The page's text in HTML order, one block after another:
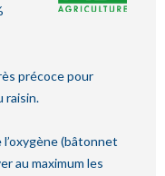
précoce pour
raisin.
l’oxygène (bâtonnet
au maximum les